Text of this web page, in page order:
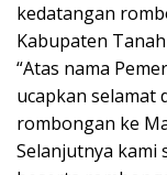
kedatangan
Kabupaten
“Atas nama
ucapkan selamat
rombongan ke
Selanjutnya kami